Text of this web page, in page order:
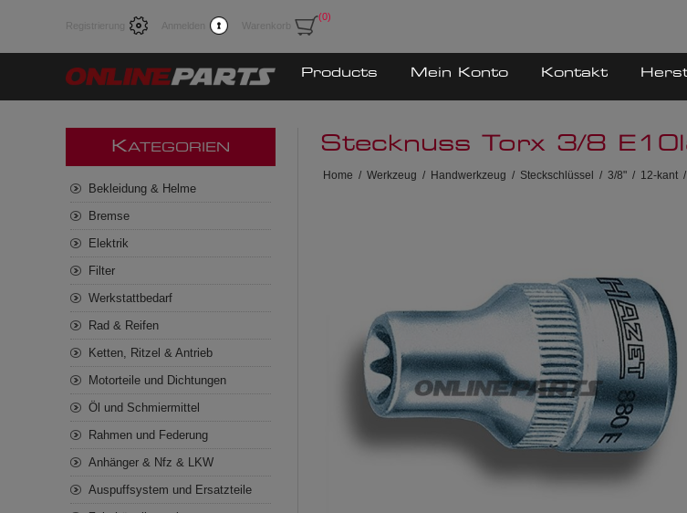
Registrierung Anmelden Warenkorb
(0)
Products Mein Konto Kontakt
Stecknuss Torx 3/8
Home / Werkzeug / Handwerkzeug / Steckschlüssel / 3/8" / 12-kant /
KATEGORIEN
Bekleidung & Helme
Bremse
Elektrik
Filter
Werkstattbedarf
Rad & Reifen
Ketten, Ritzel & Antrieb
Motorteile und Dichtungen
Öl und Schmiermittel
Rahmen und Federung
Anhänger & Nfz & LKW
Auspuffsystem und Ersatzteile